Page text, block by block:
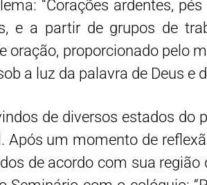
“Corações ardentes,
e a partir de grupos de
oração, proporcionado pelo
a luz da palavra de Deus e
de diversos estados do
Após um momento de
de acordo com sua